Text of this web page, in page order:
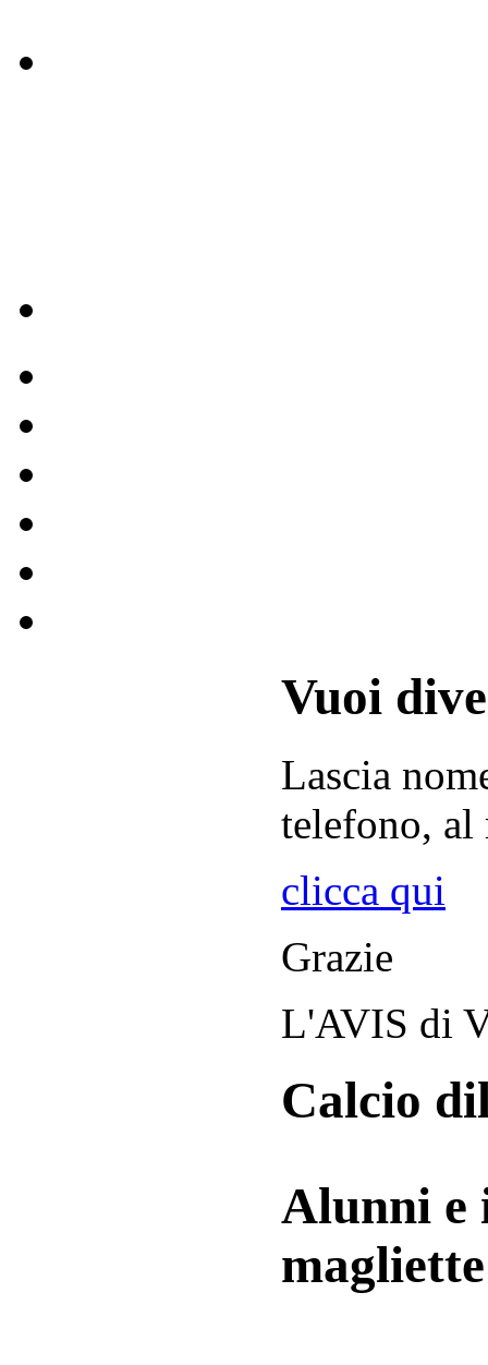
Vuoi
Lascia
telefono, al
clicca qui
Grazie
L'AVIS di
Calcio
Alunni e